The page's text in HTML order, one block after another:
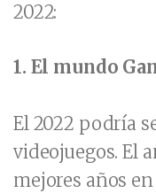
2022:
1. El mundo
El 2022 podría
videojuegos. El
mejores años